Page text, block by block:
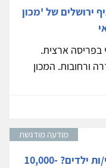
ירושלים של 'מכון
בפריסה ארצית.
ורחובות. המכון
מודעה מודגשת
בעלי תואר שני טיפולי ונסיון כמטפלי/ות ילדים? 10,000-